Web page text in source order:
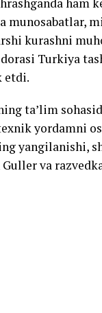
ham
kurashni
Turkiya
etdi.
ta’lim
yordamni
yangilanishi,
va